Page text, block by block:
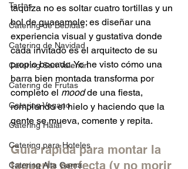
Tartas
Catering de Bebidas
Catering de Navidad
Catering San Valentin
Catering de Frutas
Catering Vegano
Catering Halal
Catering para Hoteles
Catering Alta Gama
taquiza no es soltar cuatro tortillas y un
bol de guacamole; es diseñar una
experiencia visual y gustativa donde
cada invitado es el arquitecto de su
propio bocado. Yo he visto cómo una
barra bien montada transforma por
completo el mood de una fiesta,
rompiendo el hielo y haciendo que la
gente se mueva, comente y repita.
Guía rápida para montar la
taquería perfecta (y no morir